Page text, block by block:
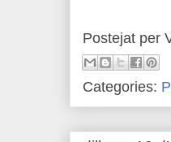
Postejat per
Categories: